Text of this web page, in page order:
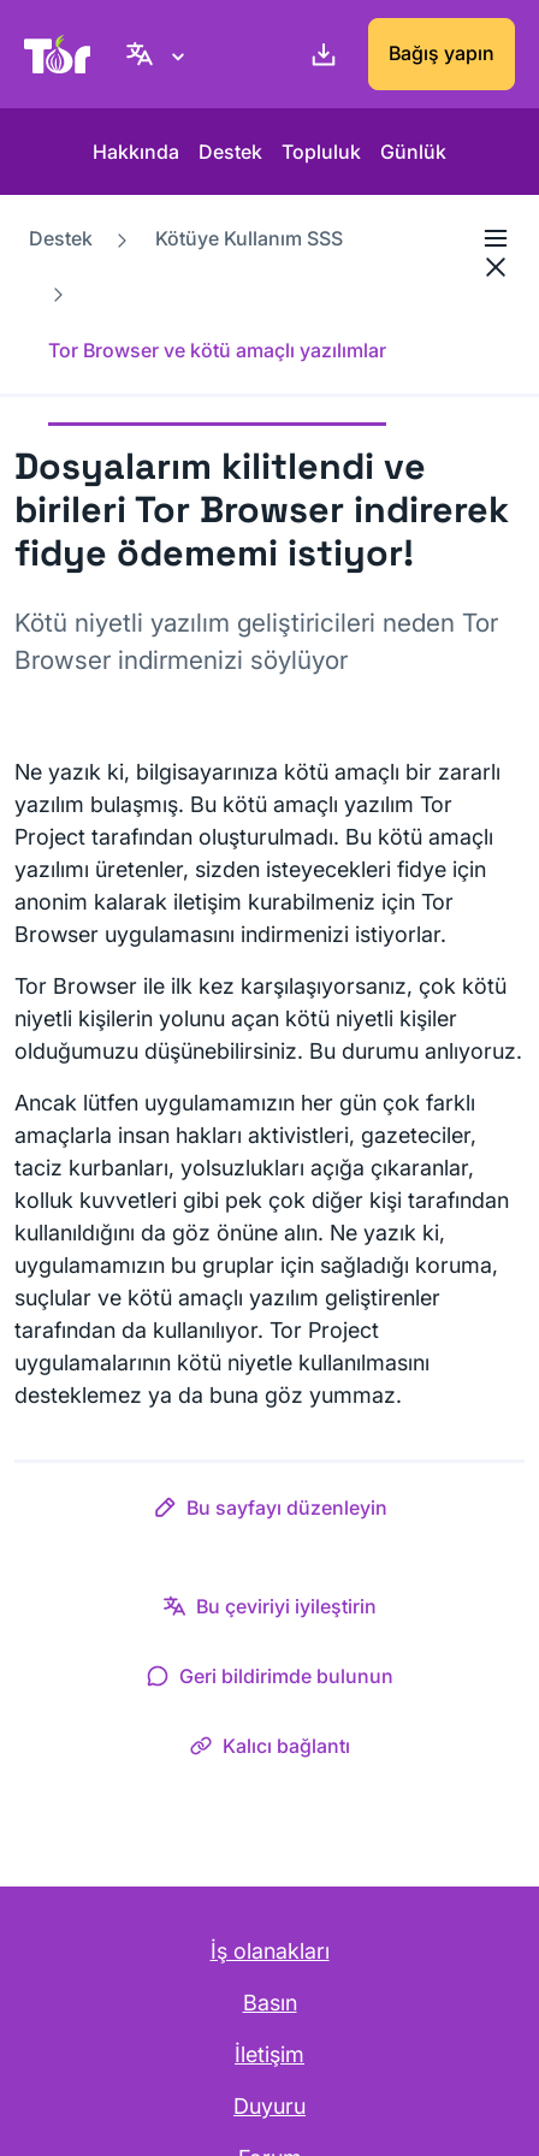
Tor Project sitesi Bağış yapın
Hakkında Destek Topluluk Günlük
Destek Kötüye Kullanım SSS
Tor Browser ve kötü amaçlı yazılımlar
Dosyalarım kilitlendi ve
birileri Tor Browser indirerek
fidye ödememi istiyor!
Kötü niyetli yazılım geliştiricileri neden Tor
Browser indirmenizi söylüyor
Ne yazık ki, bilgisayarınıza kötü amaçlı bir zararlı
yazılım bulaşmış. Bu kötü amaçlı yazılım Tor
Project tarafından oluşturulmadı. Bu kötü amaçlı
yazılımı üretenler, sizden isteyecekleri fidye için
anonim kalarak iletişim kurabilmeniz için Tor
Browser uygulamasını indirmenizi istiyorlar.
Tor Browser ile ilk kez karşılaşıyorsanız, çok kötü
niyetli kişilerin yolunu açan kötü niyetli kişiler
olduğumuzu düşünebilirsiniz. Bu durumu anlıyoruz.
Ancak lütfen uygulamamızın her gün çok farklı
amaçlarla insan hakları aktivistleri, gazeteciler,
taciz kurbanları, yolsuzlukları açığa çıkaranlar,
kolluk kuvvetleri gibi pek çok diğer kişi tarafından
kullanıldığını da göz önüne alın. Ne yazık ki,
uygulamamızın bu gruplar için sağladığı koruma,
suçlular ve kötü amaçlı yazılım geliştirenler
tarafından da kullanılıyor. Tor Project
uygulamalarının kötü niyetle kullanılmasını
desteklemez ya da buna göz yummaz.
Bu sayfayı düzenleyin
Bu çeviriyi iyileştirin
Geri bildirimde bulunun
Kalıcı bağlantı
İş olanakları
Basın
İletişim
Duyuru